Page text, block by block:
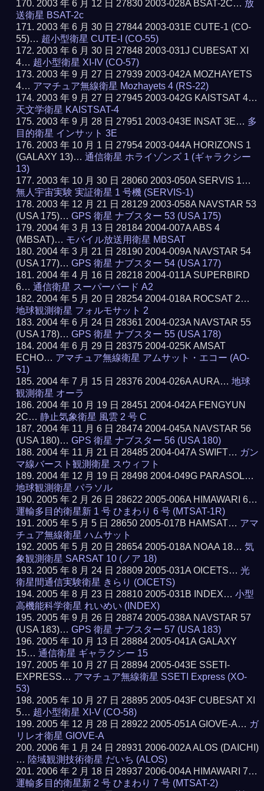
2003 年 6 月 12 日 27830 2003-028A BSAT-2C… 放
送衛星 BSAT-2c
2003 年 6 月 30 日 27844 2003-031E CUTE-1 (CO-
55)… 超小型衛星 CUTE-I (CO-55)
2003 年 6 月 30 日 27848 2003-031J CUBESAT XI
4… 超小型衛星 XI-IV (CO-57)
2003 年 9 月 27 日 27939 2003-042A MOZHAYETS
4… アマチュア無線衛星 Mozhayets 4 (RS-22)
2003 年 9 月 27 日 27945 2003-042G KAISTSAT 4…
天文学衛星 KAISTSAT-4
2003 年 9 月 28 日 27951 2003-043E INSAT 3E… 多
目的衛星 インサット 3E
2003 年 10 月 1 日 27954 2003-044A HORIZONS 1
(GALAXY 13)…通信衛星 ホライゾンズ 1 (ギャラクシー
13)
2003 年 10 月 30 日 28060 2003-050A SERVIS 1…
無人宇宙実験 実証衛星 1 号機 (SERVIS-1)
2003 年 12 月 21 日 28129 2003-058A NAVSTAR 53
(USA 175)…GPS 衛星 ナブスター 53 (USA 175)
2004 年 3 月 13 日 28184 2004-007A ABS 4
(MBSAT)… モバイル放送用衛星 MBSAT
2004 年 3 月 21 日 28190 2004-009A NAVSTAR 54
(USA 177)…GPS 衛星 ナブスター 54 (USA 177)
2004 年 4 月 16 日 28218 2004-011A SUPERBIRD
6…通信衛星 スーパーバード A2
2004 年 5 月 20 日 28254 2004-018A ROCSAT 2…
地球観測衛星 フォルモサット 2
2004 年 6 月 24 日 28361 2004-023A NAVSTAR 55
(USA 178)…GPS 衛星 ナブスター 55 (USA 178)
2004 年 6 月 29 日 28375 2004-025K AMSAT
ECHO… アマチュア無線衛星 アムサット・エコー (AO-
51)
2004 年 7 月 15 日 28376 2004-026A AURA…地球
観測衛星 オーラ
2004 年 10 月 19 日 28451 2004-042A FENGYUN
2C…静止気象衛星 風雲 2 号 C
2004 年 11 月 6 日 28474 2004-045A NAVSTAR 56
(USA 180)…GPS 衛星 ナブスター 56 (USA 180)
2004 年 11 月 21 日 28485 2004-047A SWIFT… ガン
マ線バースト観測衛星 スウィフト
2004 年 12 月 19 日 28498 2004-049G PARASOL…
地球観測衛星 パラソル
2005 年 2 月 26 日 28622 2005-006A HIMAWARI 6…
運輸多目的衛星新 1 号 ひまわり 6 号 (MTSAT-1R)
2005 年 5 月 5 日 28650 2005-017B HAMSAT… アマ
チュア無線衛星 ハムサット
2005 年 5 月 20 日 28654 2005-018A NOAA 18…気
象観測衛星 SARSAT 10 (ノア 18)
2005 年 8 月 24 日 28809 2005-031A OICETS…光
衛星間通信実験衛星 きらり (OICETS)
2005 年 8 月 23 日 28810 2005-031B INDEX…小型
高機能科学衛星 れいめい (INDEX)
2005 年 9 月 26 日 28874 2005-038A NAVSTAR 57
(USA 183)…GPS 衛星 ナブスター 57 (USA 183)
2005 年 10 月 13 日 28884 2005-041A GALAXY
15…通信衛星 ギャラクシー 15
2005 年 10 月 27 日 28894 2005-043E SSETI-
EXPRESS… アマチュア無線衛星 SSETI Express (XO-
53)
2005 年 10 月 27 日 28895 2005-043F CUBESAT XI
5… 超小型衛星 XI-V (CO-58)
2005 年 12 月 28 日 28922 2005-051A GIOVE-A… ガ
リレオ衛星 GIOVE-A
2006 年 1 月 24 日 28931 2006-002A ALOS (DAICHI)
… 陸域観測技術衛星 だいち (ALOS)
2006 年 2 月 18 日 28937 2006-004A HIMAWARI 7…
運輸多目的衛星新 2 号 ひまわり 7 号 (MTSAT-2)